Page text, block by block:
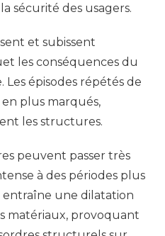
sécurité des usagers.
et subissent
les conséquences du
épisodes répétés de
plus marqués,
les structures.
peuvent passer très
à des périodes plus
entraîne une dilatation
matériaux, provoquant